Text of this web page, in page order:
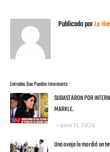
Publicado porLa
Entradas Que Pueden Interesarte
SUBASTARON POR
MARKLE.
June 11, 2026
Una oveja le mordió un